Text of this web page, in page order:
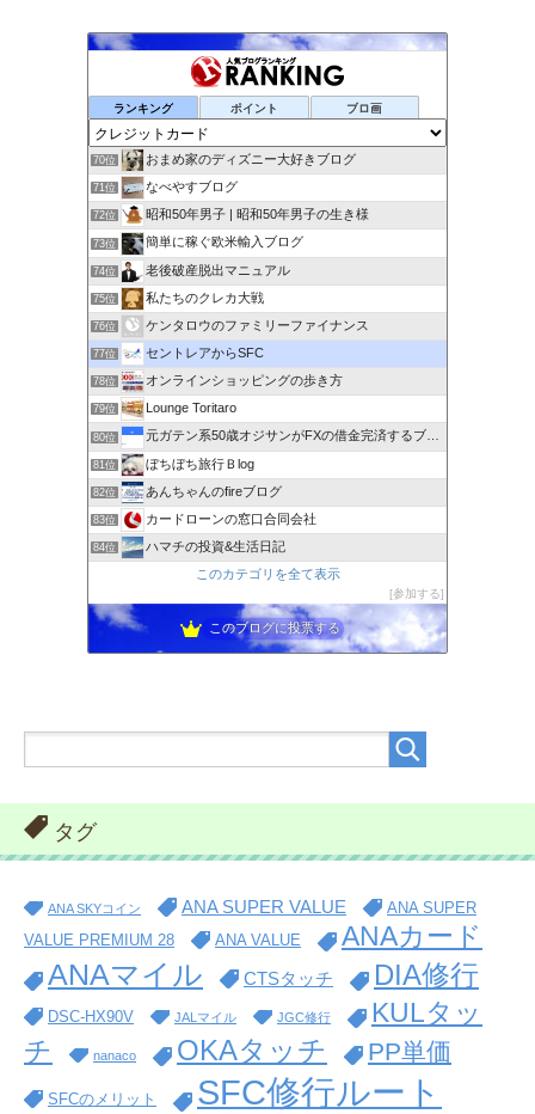
ランキング ポイント ブロ画
70位 おまめ家のディズニー大好きブログ
71位 なべやすブログ
72位 昭和50年男子 | 昭和50年男子の生き様
73位 簡単に稼ぐ欧米輸入ブログ
74位 老後破産脱出マニュアル
75位 私たちのクレカ大戦
76位 ケンタロウのファミリーファイナンス
77位 セントレアからSFC
78位 オンラインショッピングの歩き方
79位 Lounge Toritaro
80位 元ガテン系50歳オジサンがFXの借金完済するブログ
81位 ぼちぼち旅行Ｂlog
82位 あんちゃんのfireブログ
83位 カードローンの窓口合同会社
84位
ハマチの投資&生活日記
このカテゴリを全て表示
参加する
このブログに投票する
タグ
ANA SKYコイン ANA SUPER VALUE
ANA SUPER
VALUE PREMIUM 28
ANA VALUE ANAカード
ANAマイル CTSタッチ DIA修行
DSC-HX90V JALマイル JGC修行
KULタッ
チ
nanaco OKAタッチ PP単価
SFCのメリット SFC修行ルート